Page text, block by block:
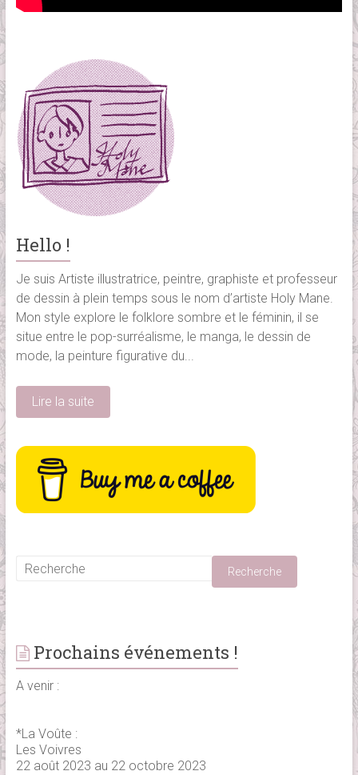
Hello !
Je suis Artiste illustratrice, peintre, graphiste et professeur
de dessin à plein temps sous le nom d’artiste Holy Mane.
Mon style explore le folklore sombre et le féminin, il se
situe entre le pop-surréalisme, le manga, le dessin de
mode, la peinture figurative du...
Lire la suite
Prochains événements !
A venir :
*La Voûte :
Les Voivres
22 août 2023 au 22 octobre 2023